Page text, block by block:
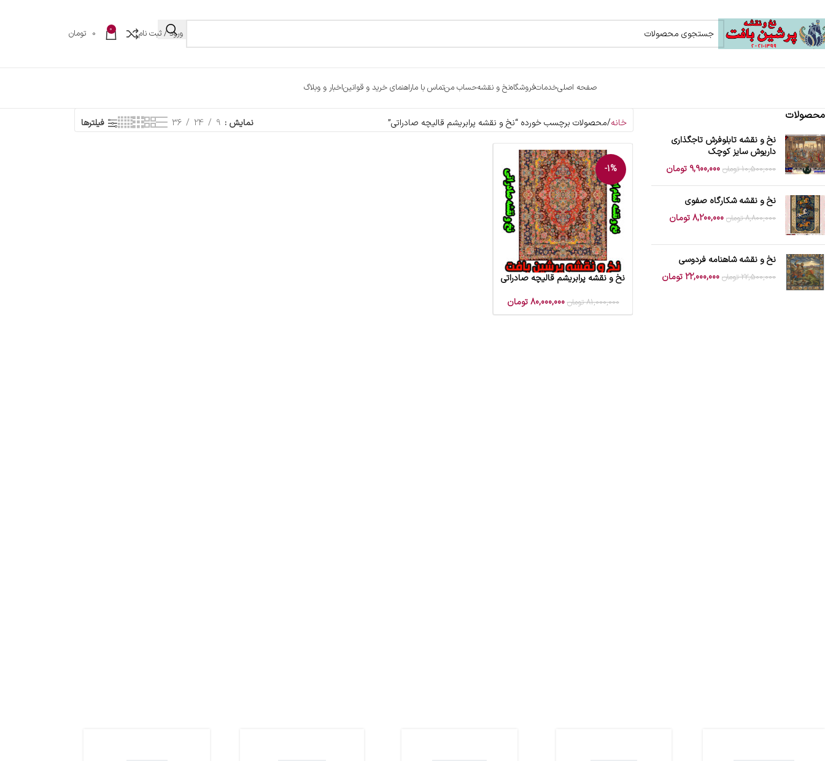
ورود / ثبت نام 0
0 تومان
صفحه اصلیخدماتفروشگاهنخ و نقشهحساب منتماس با ماراهنمای خرید و قوانیناخبار و وبلاگ
محصولات
نخ و نقشه تابلوفرش تاجگذاری
داریوش سایز کوچک
10,500,000 تومان 9,900,000 تومان
نخ و نقشه شکارگاه صفوی
8,800,000 تومان 8,200,000تومان
نخ و نقشه شاهنامه فردوسی
22,500,000 تومان 22,000,000تومان
خانه محصولات برچسب خورده “نخ و نقشه پرابریشم قالیچه صادراتی” نمایش 9
24
36 فیلترها
-1%
افزودن به سبد خرید
نخ و نقشه پرابریشم قالیچه صادراتی
81,000,000 تومان 80,000,000 تومان